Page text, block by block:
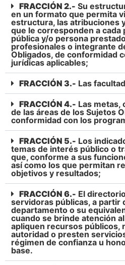
FRACCIÓN 2.- Su
en un formato que permita
estructura, las atribuciones
que le corresponden a
pública y/o persona
profesionales o integrante
Obligados, de conformidad
jurídicas aplicables;
FRACCIÓN 3.- Las
FRACCIÓN 4.- Las metas,
de las áreas de los Sujetos
conformidad con los
FRACCIÓN 5.- Los
temas de interés público o
que, conforme a sus
así como los que permitan
objetivos y resultados;
FRACCIÓN 6.- El
servidoras públicas, a partir
departamento o su
cuando se brinde atención
apliquen recursos públicos,
autoridad o presten
régimen de confianza u
base.